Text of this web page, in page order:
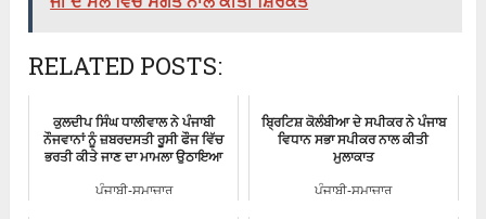
RELATED POSTS:
ਕੁਲਦੀਪ ਸਿੰਘ ਧਾਲੀਵਾਲ ਨੇ ਪੰਜਾਬੀ
ਨੌਜਵਾਨਾਂ ਨੂੰ ਜ਼ਬਰਦਸਤੀ ਰੂਸੀ ਫੌਜ ਵਿੱਚ
ਭਰਤੀ ਕੀਤੇ ਜਾਣ ਦਾ ਮਾਮਲਾ ਉਠਾਇਆ
ਪੰਜਾਬੀ-ਸਮਾਚਾਰ
ਬ੍ਰਿਟਿਸ਼ ਕੋਲੰਬੀਆ ਦੇ ਸਪੀਕਰ ਨੇ ਪੰਜਾਬ
ਵਿਧਾਨ ਸਭਾ ਸਪੀਕਰ ਨਾਲ ਕੀਤੀ
ਮੁਲਾਕਾਤ
ਪੰਜਾਬੀ-ਸਮਾਚਾਰ